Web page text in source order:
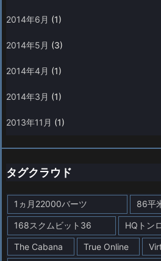
2014年6月 (1)
2014年5月 (3)
2014年4月 (1)
2014年3月 (1)
2013年11月 (1)
タグクラウド
1ヵ月22000バーツ 86平
168スクムビット36 HQトン
The Cabana True Online